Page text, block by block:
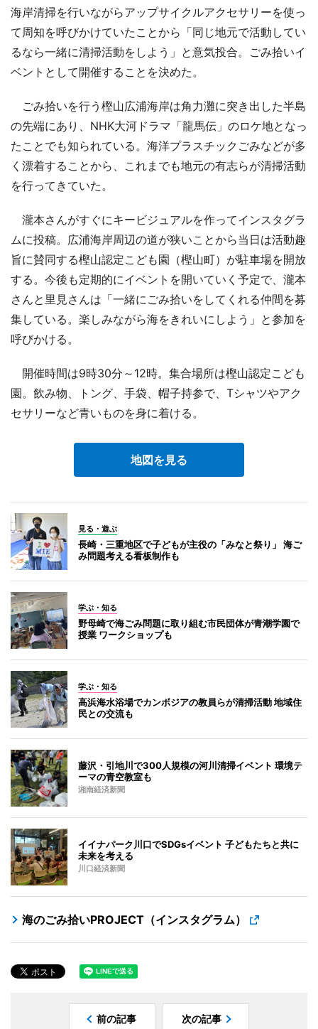
海岸清掃を行いながらアップサイクルアクセサリーを使っ
て周知を呼びかけていたことから「同じ地元で活動してい
るなら一緒に清掃活動をしよう」と意気投合。ごみ拾いイ
ベントとして開催することを決めた。
ごみ拾いを行う樫山広浦海岸は角力灘に突き出した半島
の先端にあり、NHK大河ドラマ「龍馬伝」のロケ地となっ
たことでも知られている。海洋プラスチックごみなどが多
く漂着することから、これまでも地元の有志らが清掃活動
を行ってきていた。
瀧本さんがすぐにキービジュアルを作ってインスタグラ
ムに投稿。広浦海岸周辺の道が狭いことから当日は活動趣
旨に賛同する樫山認定こども園（樫山町）が駐車場を開放
する。今後も定期的にイベントを開いていく予定で、瀧本
さんと里見さんは「一緒にごみ拾いをしてくれる仲間を募
集している。楽しみながら海をきれいにしよう」と参加を
呼びかける。
開催時間は9時30分～12時。集合場所は樫山認定こども
園。飲み物、トング、手袋、帽子持参で、Tシャツやアク
セサリーなど青いものを身に着ける。
地図を見る
見る・遊ぶ
長崎・三重地区で子どもが主役の「みなと祭り」 海ご
み問題考える看板制作も
学ぶ・知る
野母崎で海ごみ問題に取り組む市民団体が青潮学園で
授業 ワークショップも
学ぶ・知る
高浜海水浴場でカンボジアの教員らが清掃活動 地域住
民との交流も
藤沢・引地川で300人規模の河川清掃イベント 環境テ
ーマの青空教室も
湘南経済新聞
イイナパーク川口でSDGsイベント 子どもたちと共に
未来を考える
川口経済新聞
海のごみ拾いPROJECT（インスタグラム）
前の記事 次の記事